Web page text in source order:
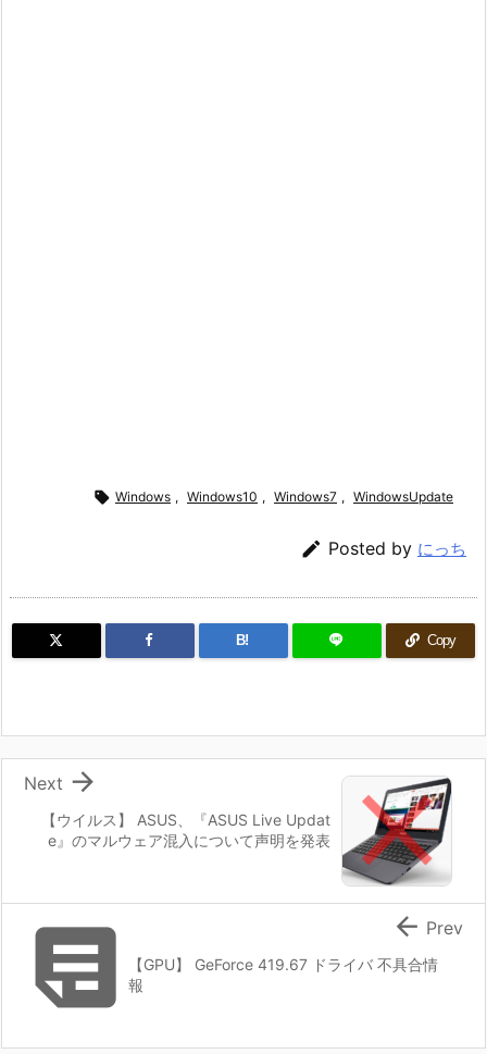
 Windows , Windows10 , Windows7 , WindowsUpdate
 Posted by にっち
B! Copy
【ウイルス】 ASUS、『ASUS Live Updat
e』のマルウェア混入について声明を発表

Next
 【GPU】 GeForce 419.67 ドライバ 不具合情
報
 Prev